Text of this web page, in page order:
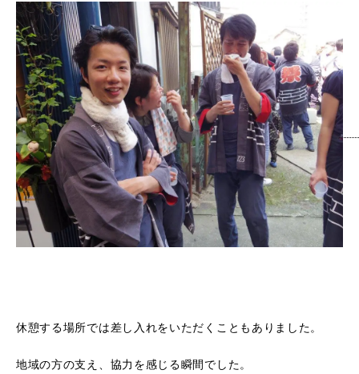
休憩する場所では差し入れをいただくこともありました。
地域の方の支え、協力を感じる瞬間でした。